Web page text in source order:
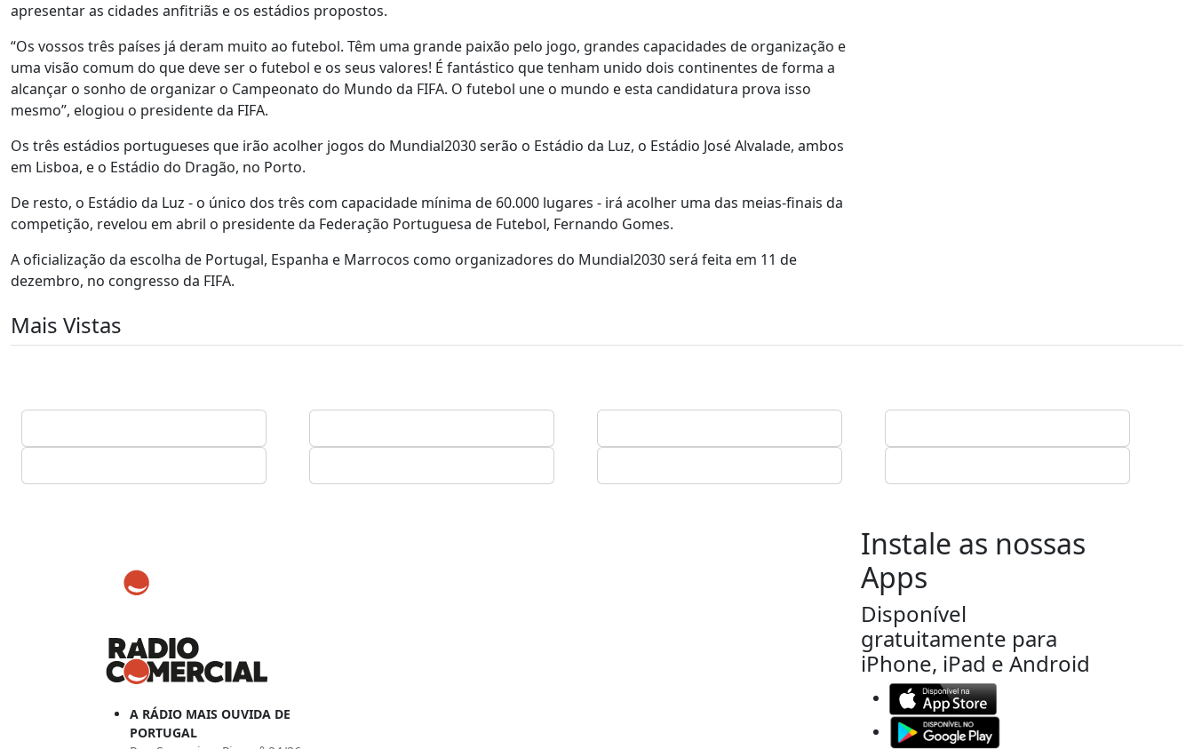
apresentar as cidades anfitriãs e os estádios propostos.
“Os vossos três países já deram muito ao futebol. Têm uma grande paixão pelo jogo, grandes capacidades de organização e
uma visão comum do que deve ser o futebol e os seus valores! É fantástico que tenham unido dois continentes de forma a
alcançar o sonho de organizar o Campeonato do Mundo da FIFA. O futebol une o mundo e esta candidatura prova isso
mesmo”, elogiou o presidente da FIFA.
Os três estádios portugueses que irão acolher jogos do Mundial2030 serão o Estádio da Luz, o Estádio José Alvalade, ambos
em Lisboa, e o Estádio do Dragão, no Porto.
De resto, o Estádio da Luz - o único dos três com capacidade mínima de 60.000 lugares - irá acolher uma das meias-finais da
competição, revelou em abril o presidente da Federação Portuguesa de Futebol, Fernando Gomes.
A oficialização da escolha de Portugal, Espanha e Marrocos como organizadores do Mundial2030 será feita em 11 de
dezembro, no congresso da FIFA.
Mais Vistas
A RÁDIO MAIS OUVIDA DE
PORTUGAL
Instale as nossas
Apps
Disponível
gratuitamente para
iPhone, iPad e Android